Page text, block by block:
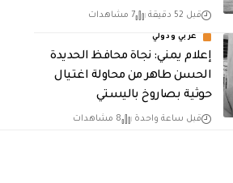
قبل 52 دقيقة 7 مشاهدات
عربي ودولي
إعلام يمني: نجاة محافظ الحديدة
الحسن طاهر من محاولة اغتيال
حوثية بصاروخ باليستي
قبل ساعة واحدة 8 مشاهدات